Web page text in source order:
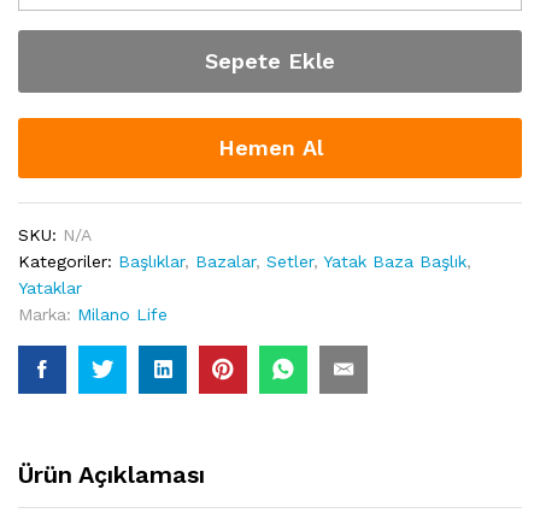
"Comfort
Line"
Baza
Başlık
Sepete Ekle
Hemen Al
SKU: N/A
Kategoriler: Başlıklar, Bazalar, Setler, Yatak Baza Başlık,
Yataklar
Marka: Milano Life
Ürün Açıklaması